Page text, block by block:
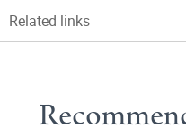
Related links